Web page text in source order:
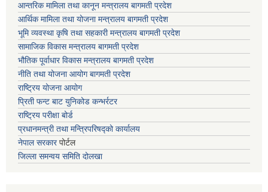
आन्तरिक मामिला तथा कानून मन्त्रालय बागमती प्रदेश
आर्थिक मामिला तथा योजना मन्त्रालय बागमती प्रदेश
भूमि व्यवस्था कृषि तथा सहकारी मन्त्रालय बागमती प्रदेश
सामाजिक विकास मन्त्रालय बागमती प्रदेश
भौतिक पूर्वाधार विकास मन्त्रालय बागमती प्रदेश
नीति तथा योजना आयोग बागमती प्रदेश
राष्ट्रिय योजना आयोग
प्रिती फन्ट बाट युनिकोड कन्भर्रटर
राष्ट्रिय परीक्षा बोर्ड
प्रधानमन्त्री तथा मन्त्रिपरिषद्को कार्यालय
नेपाल सरकारपोर्टल
जिल्ला समन्वय समिति दोलखा